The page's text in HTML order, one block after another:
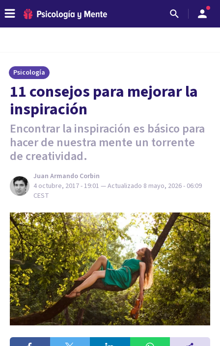
Psicología
​11 consejos para mejorar la
inspiración
Encontrar la inspiración es básico para
hacer de nuestra mente un torrente
de creatividad.
Juan Armando Corbin
4 octubre, 2017 - 19:01 — Actualizado 8 mayo, 2026 - 06:09
CEST